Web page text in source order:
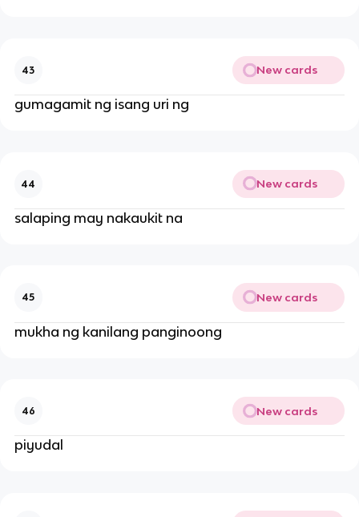
43 New cards
gumagamit ng isang uri ng
44 New cards
salaping may nakaukit na
45 New cards
mukha ng kanilang panginoong
46 New cards
piyudal